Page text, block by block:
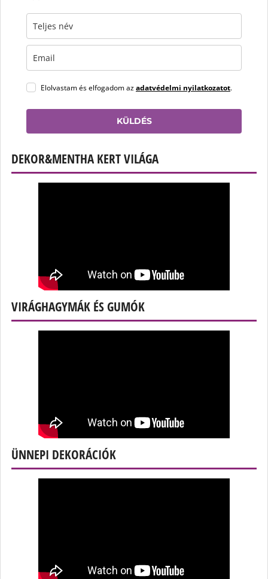
Elolvastam és elfogadom azadatvédelmi nyilatkozatot.
KÜLDÉS
DEKOR&MENTHA KERT VILÁGA
VIRÁGHAGYMÁK ÉS GUMÓK
ÜNNEPI DEKORÁCIÓK